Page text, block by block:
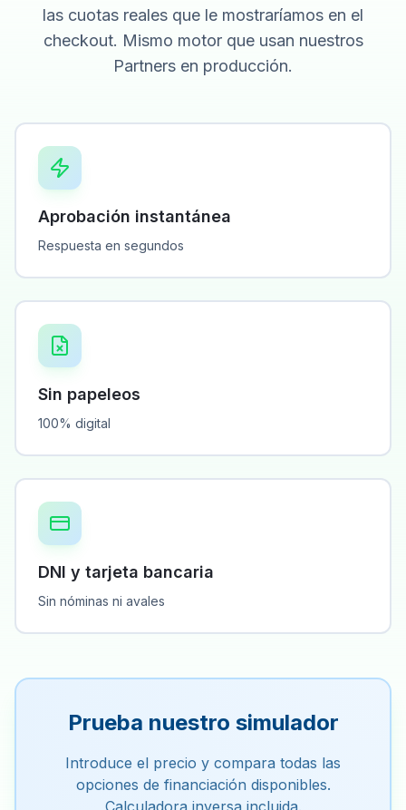
las cuotas reales que le mostraríamos en el
checkout. Mismo motor que usan nuestros
Partners en producción.
Aprobación instantánea
Respuesta en segundos
Sin papeleos
100% digital
DNI y tarjeta bancaria
Sin nóminas ni avales
Prueba nuestro simulador
Introduce el precio y compara todas las
opciones de financiación disponibles.
Calculadora inversa incluida.